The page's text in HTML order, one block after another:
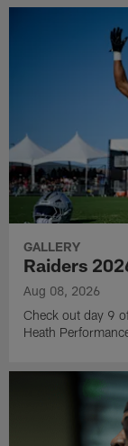
GALLERY
Raiders
Aug 08, 2026
Check out day 9
Heath